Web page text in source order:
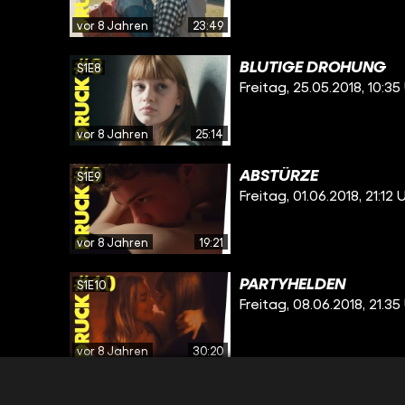
vor 8 Jahren 23:49
vor 8 Jahren 25:14
S1E8 BLUTIGE DROHUNG
Freitag, 25.05.2018, 10:35
vor 8 Jahren 19:21
S1E9 ABSTÜRZE
Freitag, 01.06.2018, 21:12
vor 8 Jahren 30:20
S1E10 PARTYHELDEN
Freitag, 08.06.2018, 21.35